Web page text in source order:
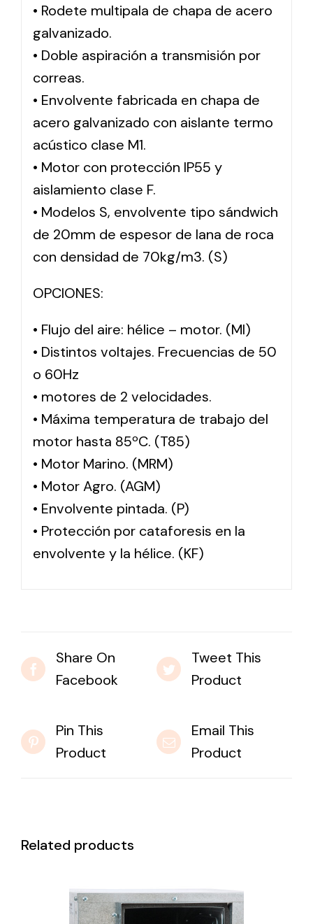
Solar lighting
Variety of solar solutions for all kinds of needs.
• Rodete multipala de chapa de acero
galvanizado.
• Doble aspiración a transmisión por
correas.
• Envolvente fabricada en chapa de
acero galvanizado con aislante termo
acústico clase M1.
• Motor con protección IP55 y
aislamiento clase F.
• Modelos S, envolvente tipo sándwich
de 20mm de espesor de lana de roca
con densidad de 70kg/m3. (S)
OPCIONES:
• Flujo del aire: hélice – motor. (MI)
• Distintos voltajes. Frecuencias de 50
o 60Hz
• motores de 2 velocidades.
• Máxima temperatura de trabajo del
motor hasta 85ºC. (T85)
• Motor Marino. (MRM)
• Motor Agro. (AGM)
• Envolvente pintada. (P)
• Protección por cataforesis en la
envolvente y la hélice. (KF)
Share On
Facebook
Tweet This
Product
Pin This
Product
Email This
Product
Related products